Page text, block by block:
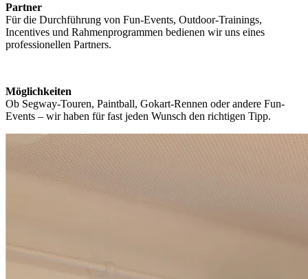
Partner
Für die Durchführung von Fun-Events, Outdoor-Trainings,
Incentives und Rahmenprogrammen bedienen wir uns eines
professionellen Partners.
Möglichkeiten
Ob Segway-Touren, Paintball, Gokart-Rennen oder andere Fun-
Events – wir haben für fast jeden Wunsch den richtigen Tipp.